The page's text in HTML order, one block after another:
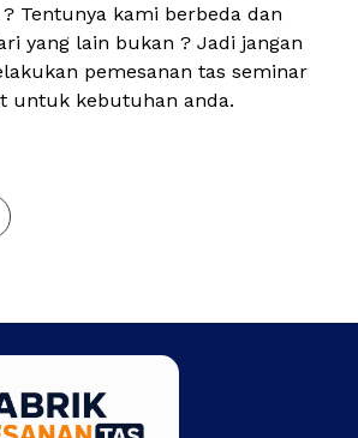
Tentunya kami berbeda dan
yang lain bukan ? Jadi jangan
pemesanan tas seminar
untuk kebutuhan anda.